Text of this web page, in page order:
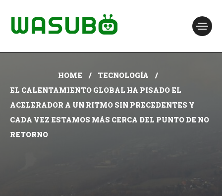
HOME
TECNOLOGÍA
EL CALENTAMIENTO GLOBAL HA PISADO EL
ACELERADOR A UN RITMO SIN PRECEDENTES Y
CADA VEZ ESTAMOS MÁS CERCA DEL PUNTO DE NO
RETORNO